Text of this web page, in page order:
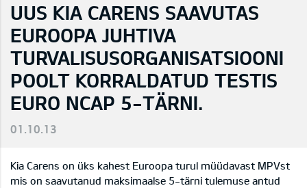
UUS KIA CARENS SAAVUTAS
EUROOPA JUHTIVA
TURVALISUSORGANISATSIOONI
POOLT KORRALDATUD TESTIS
EURO NCAP 5-TÄRNI.
01.10.13
Kia Carens on üks kahest Euroopa turul müüdavast MPVst
mis on saavutanud maksimaalse 5-tärni tulemuse antud